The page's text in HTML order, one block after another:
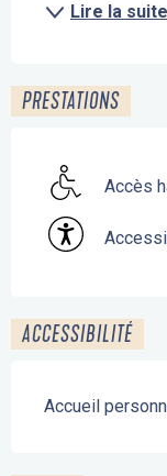
Lire la suite
PRESTATIONS
Accès
ACCESSIBILITÉ
Accueil